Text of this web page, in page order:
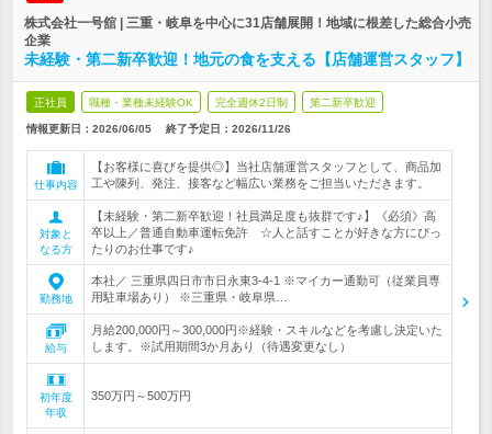
株式会社一号舘 | 三重・岐阜を中心に31店舗展開！地域に根差した総合小売
企業
未経験・第二新卒歓迎！地元の食を支える【店舗運営スタッフ】
正社員 職種・業種未経験OK 完全週休2日制 第二新卒歓迎
情報更新日：2026/06/05 終了予定日： 2026/11/26
仕事内容
【お客様に喜びを提供◎】当社店舗運営スタッフとして、商品加
工や陳列、発注、接客など幅広い業務をご担当いただきます。
対象と
なる方
【未経験・第二新卒歓迎！社員満足度も抜群です♪】《必須》高
卒以上／普通自動車運転免許 ☆人と話すことが好きな方にぴっ
たりのお仕事です♪
勤務地
本社／ 三重県四日市市日永東3-4-1 ※マイカー通勤可（従業員専
用駐車場あり） ※三重県・岐阜県…
給与
月給200,000円～300,000円※経験・スキルなどを考慮し決定いた
します。※試用期間3か月あり（待遇変更なし）
初年度
年収
350万円～500万円